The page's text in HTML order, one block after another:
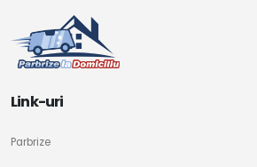
Link-uri
Parbrize